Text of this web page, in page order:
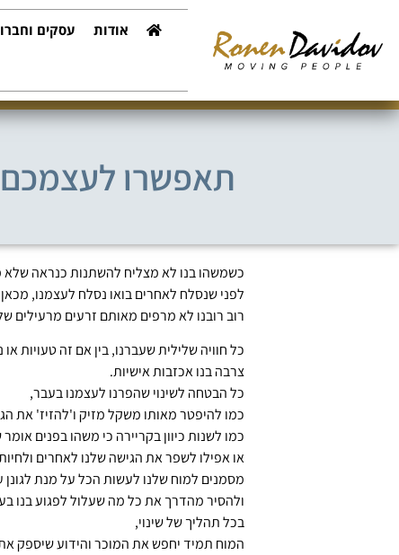
אודות עסקים
תאפשרו
כשמשהו בנו לא מצליח להשתנות כנראה
לפני שנסלח לאחרים בואו נסלח לעצמנו, מכאן
רוב רובנו לא מרפים מאותם זרעים מרעילים
כל חוויה שלילית שעברנו, בין אם זה טעויות או
צרבה בנו אכזבות אישיות.
כל הבטחה לשינוי שהפרנו לעצמנו בעבר,
כמו להיפטר מאותו משקל מזיק ו'להזיז' את
כמו לשנות כיוון בקריירה כי משהו בפנים אומר
או אפילו לשפר את הגישה שלנו לאחרים
מסמנים למוח שלנו לעשות הכל על מנת לגונן
ולהסיר מהדרך את כל מה שעלול לפגוע בנו
בכל תהליך של שינוי,
המוח תמיד יחפש את המוכר והידוע שיספק